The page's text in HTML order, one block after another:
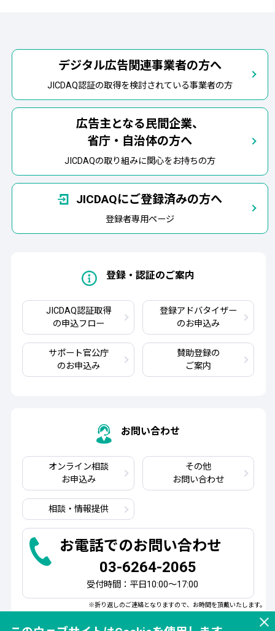
デジタル広告関連事業者の方へ
JICDAQ認証の取得を検討されている事業者の方
広告主となる民間企業、
省庁・自治体の方へ
JICDAQの取り組みに関心をお持ちの方
JICDAQにご登録済みの方へ
登録者専用ページ
登録・認証のご案内
JICDAQ認証取得
の申込フロー
登録アドバタイザー
のお申込み
サポート官公庁
のお申込み
賛助登録の
ご案内
お問い合わせ
オンライン相談
お申込み
その他
お問い合わせ
相談・情報提供
お電話でのお問い合わせ
03-6264-2065
受付時間：平日10:00～17:00
※折り返しのご連絡となりますので、お時間を頂戴いたします。